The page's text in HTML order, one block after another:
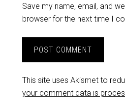
Save my name, email, and
browser for the next time I
This site uses Akismet to
your comment data is